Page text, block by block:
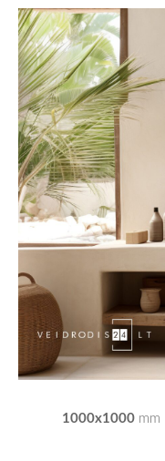
1000x1000 mm